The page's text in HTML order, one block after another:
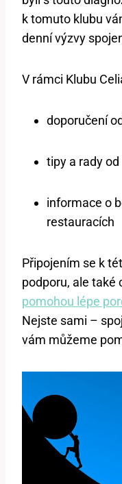
k tomuto klubu
denní výzvy
V rámci Klubu
doporučení
tipy a rady
informace o
restauracích
Připojením se k
podporu, ale také
pomohou lépe
Nejste sami –
vám můžeme